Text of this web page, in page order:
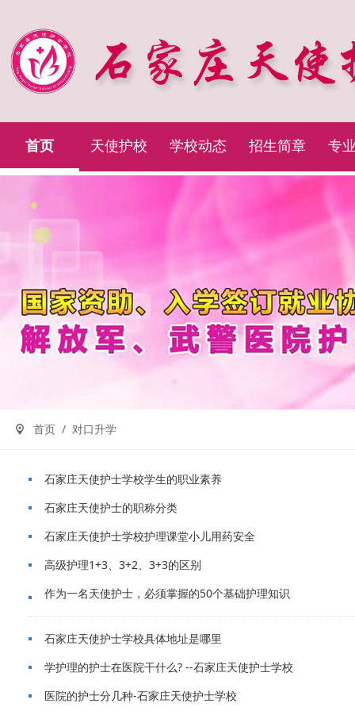
首页 天使护校 学校动态 招生简章 专
首页 / 对口升学
石家庄天使护士学校学生的职业素养
石家庄天使护士的职称分类
石家庄天使护士学校护理课堂小儿用药安全
高级护理1+3、3+2、3+3的区别
作为一名天使护士，必须掌握的50个基础护理知识
石家庄天使护士学校具体地址是哪里
学护理的护士在医院干什么? --石家庄天使护士学校
医院的护士分几种-石家庄天使护士学校